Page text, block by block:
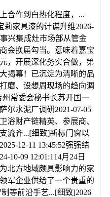
作到白热化程度，...
家具漆的计谋升维2026-
兴集成灶市场部从管金
会换届勾当。意味着嘉宝
，开展深化务实合做，第
揭幕！已沉淀为清晰的品
磨、设想周现场的趋向调
州常委会秘书长苏开国一
尔水泥厂调研2021-07-05
浴财产链精英、参展商、
流齐...[细致]新标门窗以
12-11 13:45:52强强结
10-09 12:01:114月24日
北方地域颇具影响力的家
军企业供给了一个贵重的
等前沿手艺...[细致]2026